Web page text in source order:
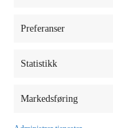
Preferanser
Statistikk
Markedsføring